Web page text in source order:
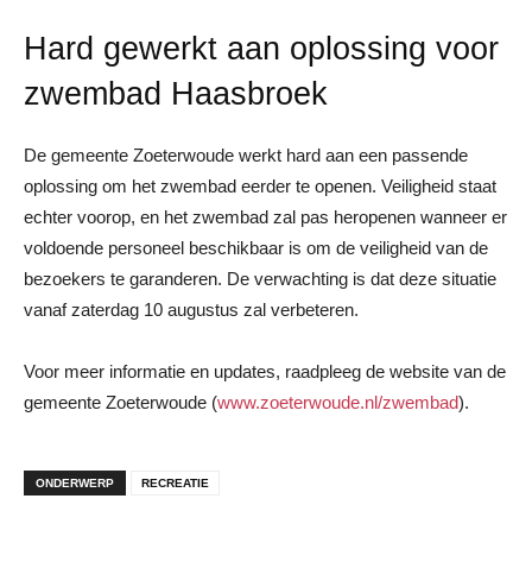
Hard gewerkt aan oplossing voor
zwembad Haasbroek
De gemeente Zoeterwoude werkt hard aan een passende
oplossing om het zwembad eerder te openen. Veiligheid staat
echter voorop, en het zwembad zal pas heropenen wanneer er
voldoende personeel beschikbaar is om de veiligheid van de
bezoekers te garanderen. De verwachting is dat deze situatie
vanaf zaterdag 10 augustus zal verbeteren.
Voor meer informatie en updates, raadpleeg de website van de
gemeente Zoeterwoude (www.zoeterwoude.nl/zwembad).
ONDERWERP RECREATIE